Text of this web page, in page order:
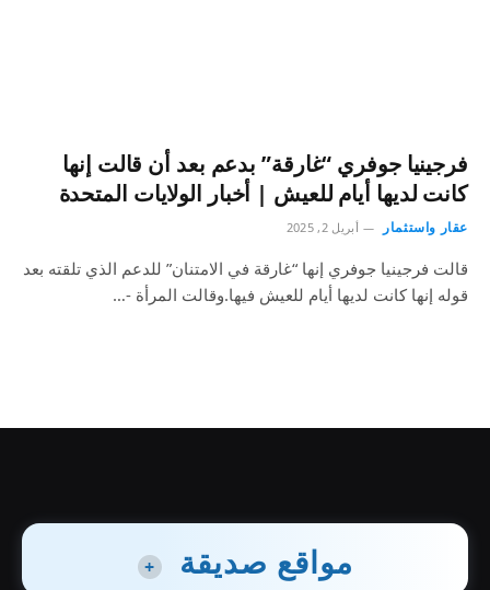
فرجينيا جوفري “غارقة” بدعم بعد أن قالت إنها
كانت لديها أيام للعيش | أخبار الولايات المتحدة
عقار واستثمار أبريل 2, 2025
قالت فرجينيا جوفري إنها “غارقة في الامتنان” للدعم الذي تلقته بعد
قوله إنها كانت لديها أيام للعيش فيها.وقالت المرأة -…
مواقع صديقة +